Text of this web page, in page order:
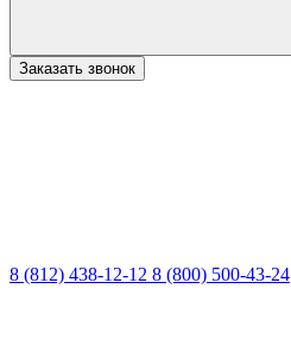
Заказать звонок
8 (812) 438-12-12 8 (800) 500-43-24